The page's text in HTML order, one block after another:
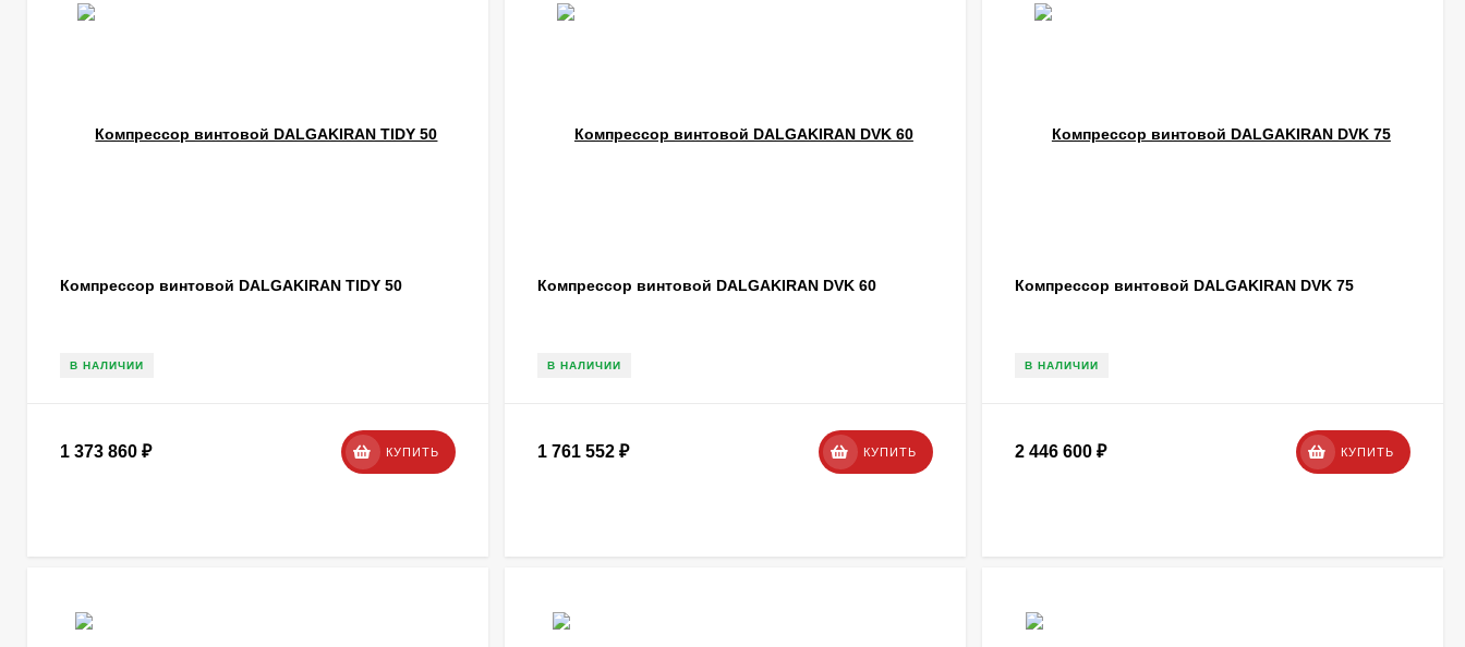
Компрессор винтовой DALGAKIRAN TIDY 50
В НАЛИЧИИ
1 373 860 ₽ КУПИТЬ
Компрессор винтовой DALGAKIRAN DVK 60
В НАЛИЧИИ
1 761 552 ₽ КУПИТЬ
Компрессор винтовой DALGAKIRAN DVK 75
В НАЛИЧИИ
2 446 600 ₽ КУПИТЬ